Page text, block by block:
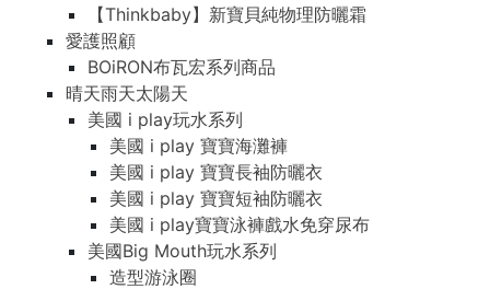
【Thinkbaby】新寶貝純物理防曬霜
愛護照顧
BOiRON布瓦宏系列商品
晴天雨天太陽天
美國 i play玩水系列
美國 i play 寶寶海灘褲
美國 i play 寶寶長袖防曬衣
美國 i play 寶寶短袖防曬衣
美國 i play寶寶泳褲戲水免穿尿布
美國Big Mouth玩水系列
造型游泳圈